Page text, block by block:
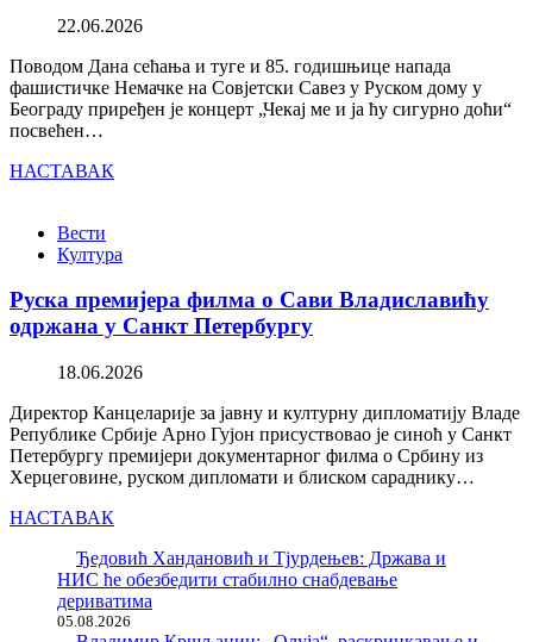
22.06.2026
Поводом Дана сећања и туге и 85. годишњице напада
фашистичке Немачке на Совјетски Савез у Руском дому у
Београду приређен је концерт „Чекај ме и ја ћу сигурно доћи“
посвећен…
НАСТАВАК
Вести
Култура
Руска премијера филма о Сави Владиславићу
одржана у Санкт Петербургу
18.06.2026
Директор Канцеларије за јавну и културну дипломатију Владе
Републике Србије Арно Гујон присуствовао је синоћ у Санкт
Петербургу премијери документарног филма о Србину из
Херцеговине, руском дипломати и блиском сараднику…
НАСТАВАК
Ђедовић Хандановић и Тјурдењев: Држава и
НИС ће обезбедити стабилно снабдевање
дериватима
05.08.2026